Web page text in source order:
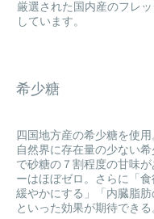
厳選された国内産のフレ
しています。
希少糖
四国地方産の希少糖を使用
自然界に存在量の少ない
で砂糖の７割程度の甘味
ーはほぼゼロ。さらに「
緩やかにする」「内臓脂肪
といった効果が期待できる